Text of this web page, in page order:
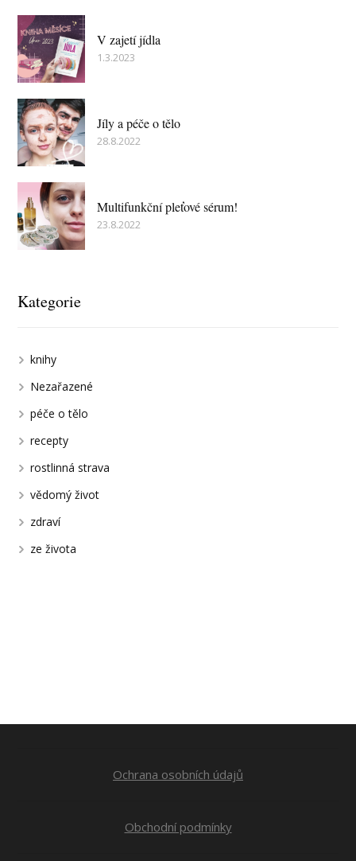
V zajetí jídla
1.3.2023
Jíly a péče o tělo
28.8.2022
Multifunkční pleťové sérum!
23.8.2022
Kategorie
knihy
Nezařazené
péče o tělo
recepty
rostlinná strava
vědomý život
zdraví
ze života
Ochrana osobních údajů
Obchodní podmínky